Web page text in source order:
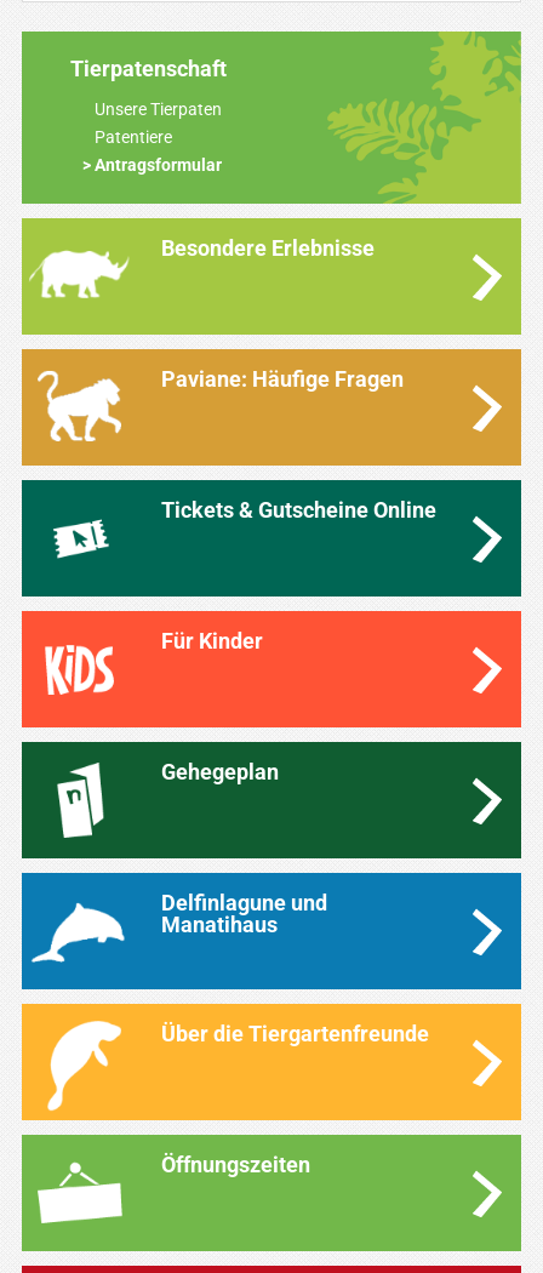
Tierpatenschaft
Unsere Tierpaten
Patentiere
Antragsformular
Besondere Erlebnisse
Paviane: Häufige Fragen
Tickets & Gutscheine Online
Für Kinder
Gehegeplan
Delfinlagune und
Manatihaus
Über die Tiergartenfreunde
Öffnungszeiten